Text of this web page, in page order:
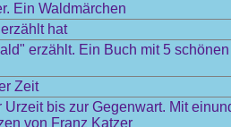
Ein Waldmärchen
hat
erzählt. Ein Buch mit 5
Zeit
bis zur Gegenwart. Mit
von Franz Katzer